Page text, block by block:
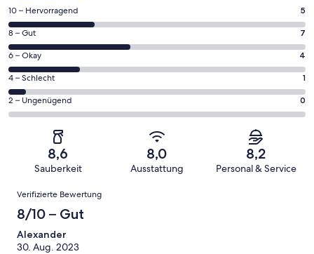
5
von
insgesamt
17
Gästebewertungen
haben
eine
Bewertung
Hervorragend
10 – Hervorragend 5
7
von
insgesamt
17
Gästebewertungen
haben
eine
Bewertung
Gut
8 – Gut 7
4
von
insgesamt
17
Gästebewertungen
Bewertung
Okay
6 – Okay 4
1
von
insgesamt
Gästebewertungen
von
Schlecht
4 – Schlecht 1
0
von
insgesamt
Gästebewertungen
haben
eine
von
2 – Ungenügend 0
8,6
Sauberkeit
8,0
Ausstattung
8,2
Personal & Service
Bewertungen
Verifizierte Bewertung
8/10 – Gut
Alexander
30. Aug. 2023